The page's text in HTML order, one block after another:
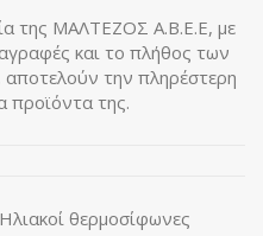
της ΜΑΛΤΕΖΟΣ Α.Β.Ε.Ε, με
και το πλήθος των
την πληρέστερη
προϊόντα της.
Ηλιακοί θερμοσίφωνες